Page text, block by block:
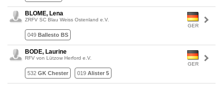
GER
BLOME, Lena
ZRFV SC Blau Weiss Ostenland e.V.
049 Ballesto BS
GER
BODE, Laurine
RFV von Lützow Herford e.V.
532 GK Chester 019 Alister 5